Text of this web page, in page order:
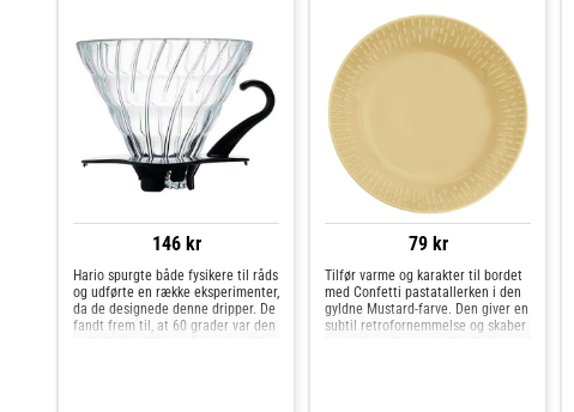
146 kr
Hario spurgte både fysikere til råds
og udførte en række eksperimenter,
da de designede denne dripper. De
fandt frem til, at 60 grader var den
79 kr
Tilfør varme og karakter til bordet
med Confetti pastatallerken i den
gyldne Mustard-farve. Den giver en
subtil retrofornemmelse og skaber